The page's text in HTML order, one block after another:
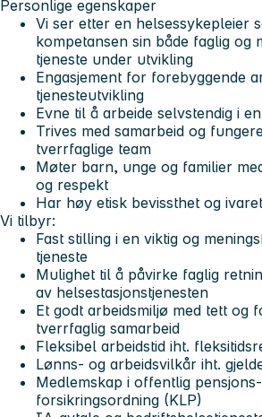
Personlige egenskaper
Vi ser etter en helsessykepleier
kompetansen sin både faglig og
tjeneste under utvikling
Engasjement for forebyggende
tjenesteutvikling
Evne til å arbeide selvstendig i
Trives med samarbeid og
tverrfaglige team
Møter barn, unge og familier
og respekt
Har høy etisk bevissthet og
Vi tilbyr:
Fast stilling i en viktig og
tjeneste
Mulighet til å påvirke faglig
av helsestasjonstjenesten
Et godt arbeidsmiljø med tett og
tverrfaglig samarbeid
Fleksibel arbeidstid iht.
Lønns- og arbeidsvilkår iht.
Medlemskap i offentlig
forsikringsordning (KLP)